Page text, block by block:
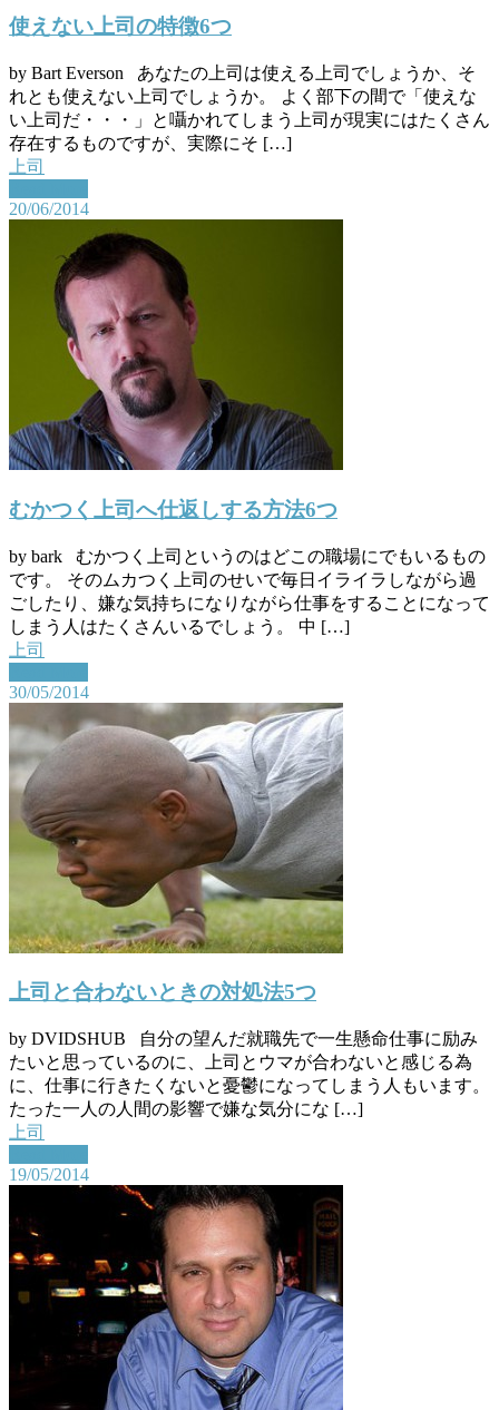
使えない上司の特徴6つ
by Bart Everson あなたの上司は使える上司でしょうか、そ
れとも使えない上司でしょうか。 よく部下の間で「使えな
い上司だ・・・」と囁かれてしまう上司が現実にはたくさん
存在するものですが、実際にそ […]
上司
20/06/2014
むかつく上司へ仕返しする方法6つ
by bark むかつく上司というのはどこの職場にでもいるもの
です。 そのムカつく上司のせいで毎日イライラしながら過
ごしたり、嫌な気持ちになりながら仕事をすることになって
しまう人はたくさんいるでしょう。 中 […]
上司
30/05/2014
上司と合わないときの対処法5つ
by DVIDSHUB 自分の望んだ就職先で一生懸命仕事に励み
たいと思っているのに、上司とウマが合わないと感じる為
に、仕事に行きたくないと憂鬱になってしまう人もいます。
たった一人の人間の影響で嫌な気分にな […]
上司
19/05/2014